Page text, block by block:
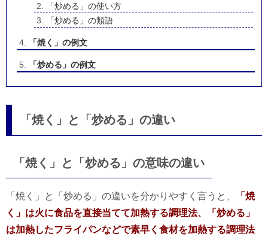
「炒める」の使い方
「炒める」の類語
「焼く」の例文
「炒める」の例文
「焼く」と「炒める」の違い
「焼く」と「炒める」の意味の違い
「焼く」と「炒める」の違いを分かりやすく言うと、
「焼
く」は火に食品を直接当てて加熱する調理法、「炒める」
は加熱したフライパンなどで素早く食材を加熱する調理法